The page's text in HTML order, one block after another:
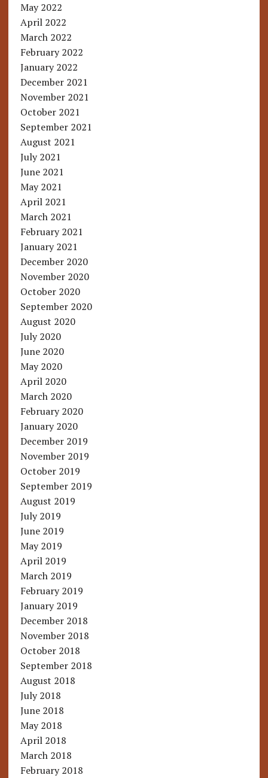
May 2022
April 2022
March 2022
February 2022
January 2022
December 2021
November 2021
October 2021
September 2021
August 2021
July 2021
June 2021
May 2021
April 2021
March 2021
February 2021
January 2021
December 2020
November 2020
October 2020
September 2020
August 2020
July 2020
June 2020
May 2020
April 2020
March 2020
February 2020
January 2020
December 2019
November 2019
October 2019
September 2019
August 2019
July 2019
June 2019
May 2019
April 2019
March 2019
February 2019
January 2019
December 2018
November 2018
October 2018
September 2018
August 2018
July 2018
June 2018
May 2018
April 2018
March 2018
February 2018